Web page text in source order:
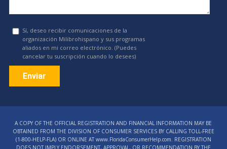
Sí, deseo recibir comunicaciones de la
organización Milibrohispano y sus programas
aliados en mi correo electrónico. (Puedes
cancelar tu suscripción cuando lo desees)
Use.
Please
A COPY OF THE OFFICIAL REGISTRATION AND FINANCIAL INFORMATION MAY BE
OBTAINED FROM THE DIVISION OF CONSUMER SERVICES BY CALLING TOLL-FREE
(1‑800‑HELP‑FLA) OR ONLINE AT www.FloridaConsumerHelp.com. REGISTRATION
DOES NOT IMPLY ENDORSEMENT, APPROVAL, OR RECOMMENDATION BY THE